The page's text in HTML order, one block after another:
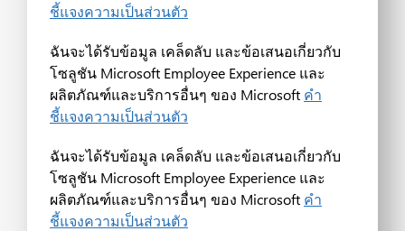
ชี้แจงความเป็นส่วนตัว
ฉันจะได้รับข้อมูล เคล็ดลับ และข้อเสนอเกี่ยวกับ
โซลูชัน Microsoft Employee Experience และ
ผลิตภัณฑ์และบริการอื่นๆ ของ Microsoft คำ
ชี้แจงความเป็นส่วนตัว
ฉันจะได้รับข้อมูล เคล็ดลับ และข้อเสนอเกี่ยวกับ
โซลูชัน Microsoft Employee Experience และ
ผลิตภัณฑ์และบริการอื่นๆ ของ Microsoft คำ
ชี้แจงความเป็นส่วนตัว